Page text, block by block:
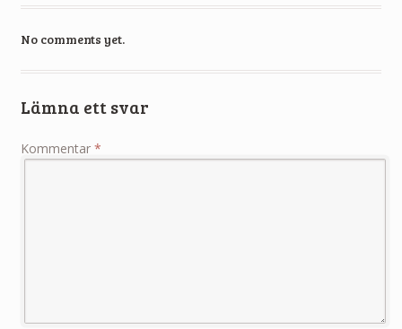
No comments yet.
Lämna ett svar
Kommentar *